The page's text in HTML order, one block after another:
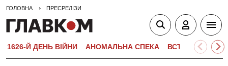
ГОЛОВНА ПРЕСРЕЛІЗИ
1626-Й ДЕНЬ ВІЙНИ АНОМАЛЬНА СПЕКА ВСТУПНА